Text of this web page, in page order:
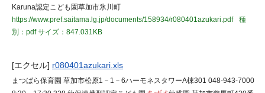
Karuna認定こども園草加市氷川町
https://www.pref.saitama.lg.jp/documents/158934/r080401azukari.pdf
種
別：pdfサイズ：847.031KB
[エクセル] r080401azukari.xls
まつばら保育園 草加市松原1－1－6ハーモネスタワーA棟301 048-943-7000